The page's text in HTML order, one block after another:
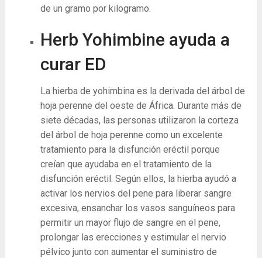
de un gramo por kilogramo.
Herb Yohimbine ayuda a
curar ED
La hierba de yohimbina es la derivada del árbol de
hoja perenne del oeste de África. Durante más de
siete décadas, las personas utilizaron la corteza
del árbol de hoja perenne como un excelente
tratamiento para la disfunción eréctil porque
creían que ayudaba en el tratamiento de la
disfunción eréctil. Según ellos, la hierba ayudó a
activar los nervios del pene para liberar sangre
excesiva, ensanchar los vasos sanguíneos para
permitir un mayor flujo de sangre en el pene,
prolongar las erecciones y estimular el nervio
pélvico junto con aumentar el suministro de